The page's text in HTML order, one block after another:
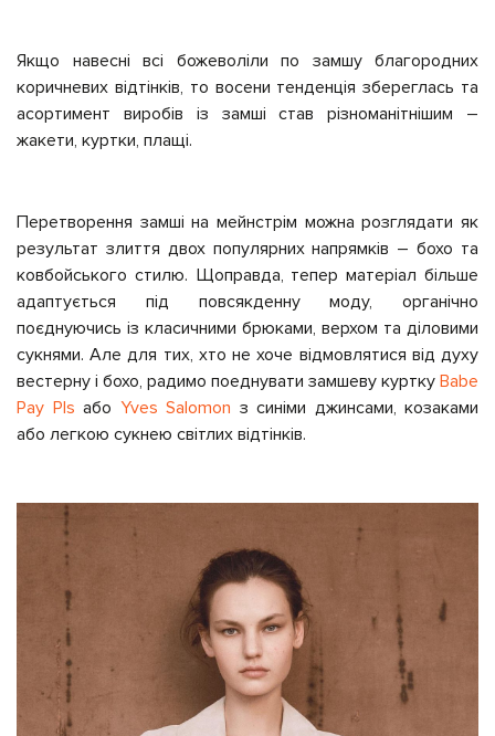
Якщо навесні всі божеволіли по замшу благородних
коричневих відтінків, то восени тенденція збереглась та
асортимент виробів із замші став різноманітнішим –
жакети, куртки, плащі.
Перетворення замші на мейнстрім можна розглядати як
результат злиття двох популярних напрямків – бохо та
ковбойського стилю. Щоправда, тепер матеріал більше
адаптується під повсякденну моду, органічно
поєднуючись із класичними брюками, верхом та діловими
сукнями. Але для тих, хто не хоче відмовлятися від духу
вестерну і бохо, радимо поеднувати замшеву куртку Babe
Pay Pls або Yves Salomon з синіми джинсами, козаками
або легкою сукнею світлих відтінків.